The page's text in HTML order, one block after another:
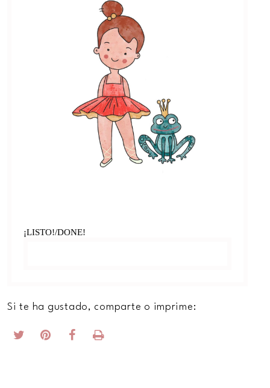
¡LISTO!/DONE!
Si te ha gustado, comparte o imprime: